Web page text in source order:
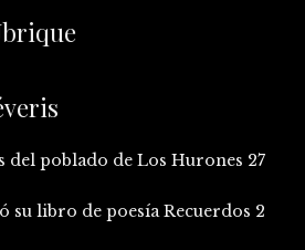
del poblado de Los Hurones 27
su libro de poesía Recuerdos 2